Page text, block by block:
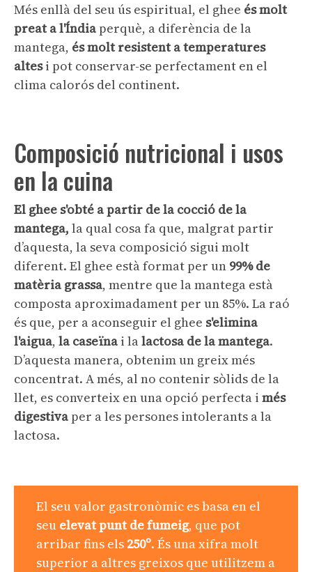
Més enllà del seu ús espiritual, el ghee és molt
preat a l'Índia perquè, a diferència de la
mantega, és molt resistent a temperatures
altesi pot conservar-se perfectament en el
clima calorós del continent.
Composició nutricional i usos
en la cuina
El ghee s'obté a partir de la cocció de la
mantega, la qual cosa fa que, malgrat partir
d’aquesta, la seva composició sigui molt
diferent. El ghee està format per un 99% de
matèria grassa, mentre que la mantega està
composta aproximadament per un 85%. La raó
és que, per a aconseguir el ghee s'elimina
l'aigua, la caseïna i lalactosa de la mantega.
D’aquesta manera, obtenim un greix més
concentrat. A més, al no contenir sòlids de la
llet, es converteix en una opció perfecta i més
digestiva per a les persones intolerants a la
lactosa.
El seu valor gastronòmic es basa en el
seu elevat punt de fumeig, que pot
arribar fins els 250º. És una xifra molt
superior a altres greixos que utilitzem a